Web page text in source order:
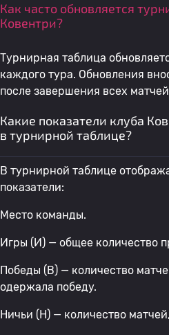
Как часто обновляется
Ковентри?
Турнирная таблица
каждого тура. Обновления
после завершения всех
Какие показатели клуба
в турнирной таблице?
В турнирной таблице
показатели:
Место команды.
Игры (И) — общее количество
Победы (В) — количество
одержала победу.
Ничьи (Н) — количество